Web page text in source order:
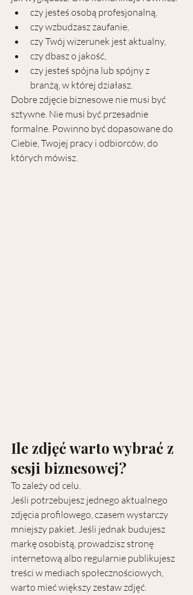
czy jesteś osobą profesjonalną,
czy wzbudzasz zaufanie,
czy Twój wizerunek jest aktualny,
czy dbasz o jakość,
czy jesteś spójna lub spójny z
branżą, w której działasz.
Dobre zdjęcie biznesowe nie musi być
sztywne. Nie musi być przesadnie
formalne. Powinno być dopasowane do
Ciebie, Twojej pracy i odbiorców, do
których mówisz.
Ile zdjęć warto wybrać z
sesji biznesowej?
To zależy od celu.
Jeśli potrzebujesz jednego aktualnego
zdjęcia profilowego, czasem wystarczy
mniejszy pakiet. Jeśli jednak budujesz
markę osobistą, prowadzisz stronę
internetową albo regularnie publikujesz
treści w mediach społecznościowych,
warto mieć większy zestaw zdjęć.